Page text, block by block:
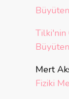
Tilki'nin
Mert
Fiziki